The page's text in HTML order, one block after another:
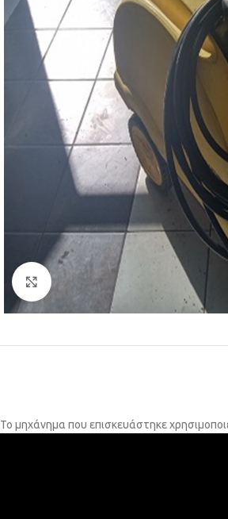
Click to enlarge
Το μηχάνημα που επισκευάστηκε